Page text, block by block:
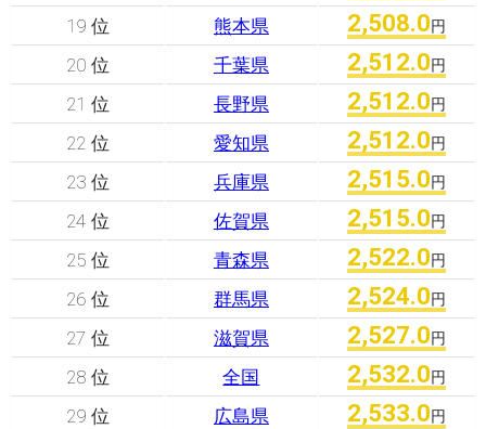
19 位 熊本県 2,508.0円
20 位 千葉県 2,512.0円
21 位 長野県 2,512.0円
22 位 愛知県 2,512.0円
23 位 兵庫県 2,515.0円
24 位 佐賀県 2,515.0円
25 位 青森県 2,522.0円
26 位 群馬県 2,524.0円
27 位 滋賀県 2,527.0円
28 位 全国 2,532.0円
29 位 広島県 2,533.0円